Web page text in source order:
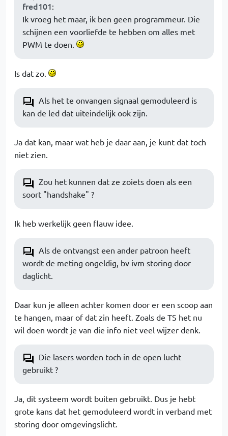
fred101:
Ik vroeg het maar, ik ben geen programmeur. Die
schijnen een voorliefde te hebben om alles met
PWM te doen.
Is dat zo.
Als het te onvangen signaal gemoduleerd is
kan de led dat uiteindelijk ook zijn.
Ja dat kan, maar wat heb je daar aan, je kunt dat toch
niet zien.
Zou het kunnen dat ze zoiets doen als een
soort "handshake" ?
Ik heb werkelijk geen flauw idee.
Als de ontvangst een ander patroon heeft
wordt de meting ongeldig, bv ivm storing door
daglicht.
Daar kun je alleen achter komen door er een scoop aan
te hangen, maar of dat zin heeft. Zoals de TS het nu
wil doen wordt je van die info niet veel wijzer denk.
Die lasers worden toch in de open lucht
gebruikt ?
Ja, dit systeem wordt buiten gebruikt. Dus je hebt
grote kans dat het gemoduleerd wordt in verband met
storing door omgevingslicht.